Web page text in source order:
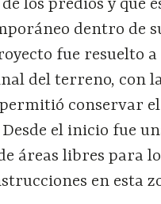
los predios y que
dentro de
fue resuelto
del terreno, con
conservar
el inicio fue
áreas libres para
en esta